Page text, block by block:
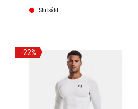
Slutsåld
22%